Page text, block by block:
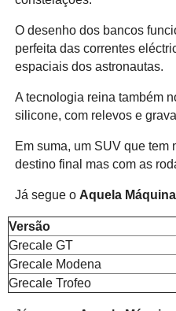
O desenho dos bancos
perfeita das correntes
espaciais dos astronautas.
A tecnologia reina também
silicone, com relevos e
Em suma, um SUV que tem
destino final mas com as
Já segue o Aquela
Versão
Grecale GT
Grecale Modena
Grecale Trofeo